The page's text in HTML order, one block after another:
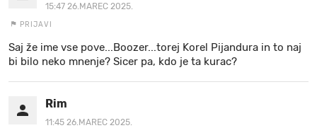
15:47 26.MAREC 2025.
PRIJAVI
Saj že ime vse pove...Boozer...torej Korel Pijandura in to naj
bi bilo neko mnenje? Sicer pa, kdo je ta kurac?
Rim
11:45 26.MAREC 2025.